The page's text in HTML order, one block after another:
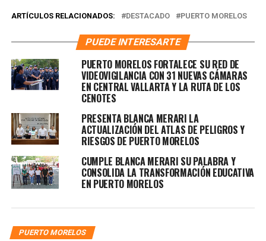
ARTÍCULOS RELACIONADOS: DESTACADO PUERTO MORELOS
PUEDE INTERESARTE
PUERTO MORELOS FORTALECE SU RED DE
VIDEOVIGILANCIA CON 31 NUEVAS CÁMARAS
EN CENTRAL VALLARTA Y LA RUTA DE LOS
CENOTES
PRESENTA BLANCA MERARI LA
ACTUALIZACIÓN DEL ATLAS DE PELIGROS Y
RIESGOS DE PUERTO MORELOS
CUMPLE BLANCA MERARI SU PALABRA Y
CONSOLIDA LA TRANSFORMACIÓN EDUCATIVA
EN PUERTO MORELOS
PUERTO MORELOS